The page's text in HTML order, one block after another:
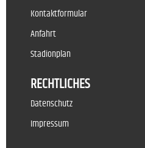
Kontaktformular
Anfahrt
Stadionplan
RECHTLICHES
Datenschutz
Impressum